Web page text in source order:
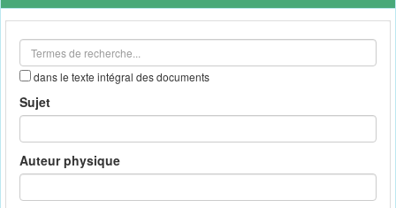
outils
dans le texte intégral des documents
Sujet
Auteur physique